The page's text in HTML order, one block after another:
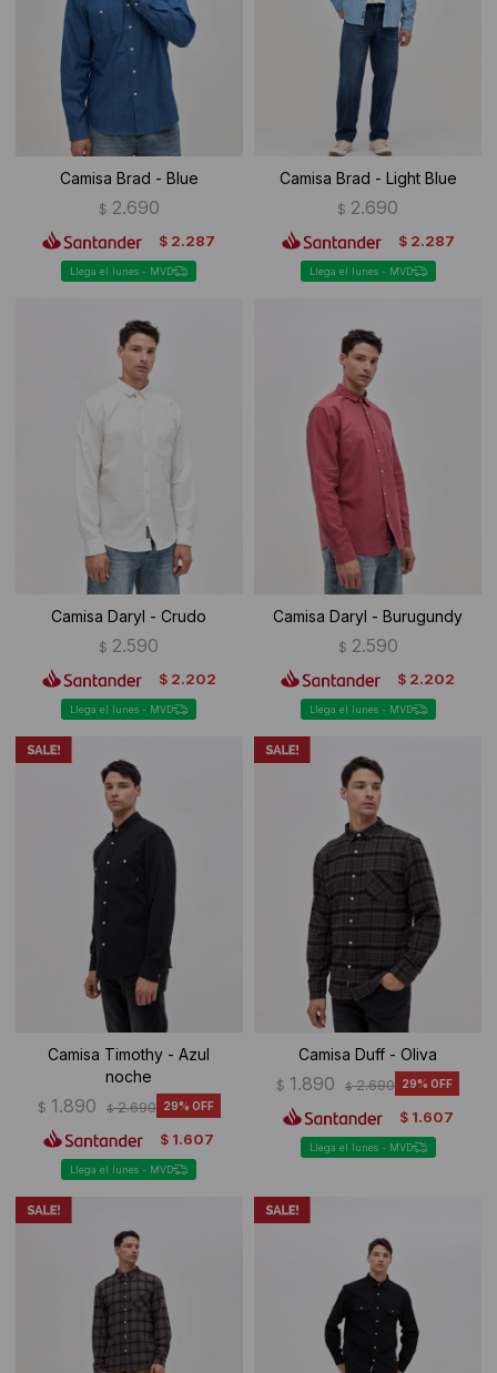
Camisa Brad - Blue
$ 2.690
$ 2.287
Llega el lunes - MVD
Camisa Brad - Light Blue
$ 2.690
$ 2.287
Llega el lunes - MVD
Camisa Daryl - Crudo
$ 2.590
$ 2.202
Llega el lunes - MVD
Camisa Daryl - Burugundy
$ 2.590
$ 2.202
Llega el lunes - MVD
Camisa Timothy - Azul
noche
$ 1.890 $ 2.690 29
$ 1.607
Llega el lunes - MVD
Camisa Duff - Oliva
$ 1.890 $ 2.690 29
$ 1.607
Llega el lunes - MVD
Ropa Interior
Canguros
Camperas
Buzos
Shorts de baño
Camisas y blusas
Vestidos
Sherpas